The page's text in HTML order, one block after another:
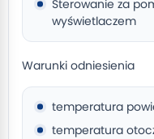
Sterowanie za
wyświetlaczem
Warunki odniesienia
temperatura
temperatura